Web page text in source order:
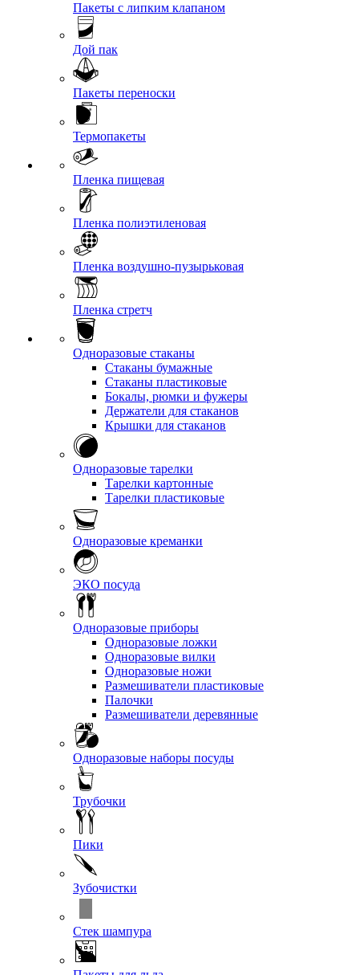
Пакеты с липким клапаном
Дой пак
Пакеты переноски
Термопакеты
Пленка пищевая
Пленка полиэтиленовая
Пленка воздушно-пузырьковая
Пленка стретч
Одноразовые стаканы
Стаканы бумажные
Стаканы пластиковые
Бокалы, рюмки и фужеры
Держатели для стаканов
Крышки для стаканов
Одноразовые тарелки
Тарелки картонные
Тарелки пластиковые
Одноразовые креманки
ЭКО посуда
Одноразовые приборы
Одноразовые ложки
Одноразовые вилки
Одноразовые ножи
Размешиватели пластиковые
Палочки
Размешиватели деревянные
Одноразовые наборы посуды
Трубочки
Пики
Зубочистки
Стек шампура